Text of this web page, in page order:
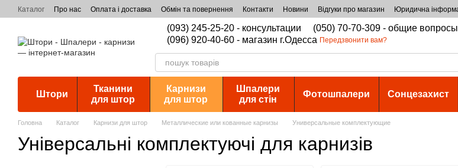
Перейти к основному контенту
Каталог Про нас Оплата і доставка Обмін та повернення Контакти Новини Відгуки про магазин Юридична
(093) 245-25-20 - консультации
(050) 70-70-309 - общие вопросы
(096) 920-40-60 - магазин г.Одесса Передзвонити вам?
Штори
Тканини
для штор
Карнизи
для штор
Шпалери
для стін
Фотошпалери Сонцезахист
Головна Каталог Карнизи для штор Металлические или кованные карнизы Универсальные комплектующие
Універсальні комплектуючі для карнизів